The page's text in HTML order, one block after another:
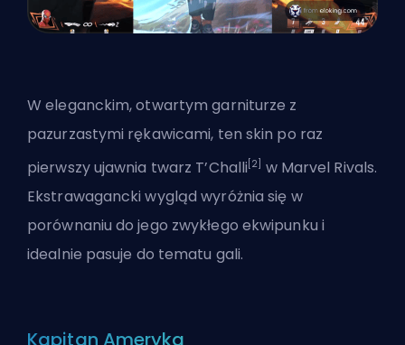
W eleganckim, otwartym garniturze z
pazurzastymi rękawicami, ten skin po raz
pierwszy ujawnia twarz T’Challi [2] w Marvel Rivals.
Ekstrawagancki wygląd wyróżnia się w
porównaniu do jego zwykłego ekwipunku i
idealnie pasuje do tematu gali.
Kapitan Ameryka